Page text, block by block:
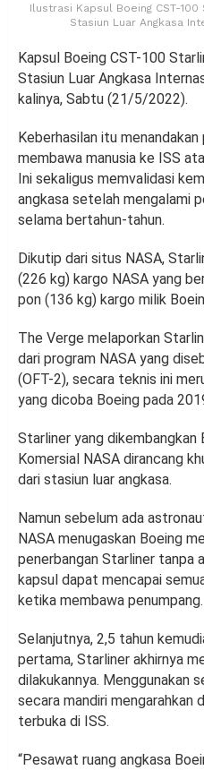
Ilustrasi Kapsul Boeing CST-
Stasiun Luar Angkasa
Kapsul Boeing CST-100
Stasiun Luar Angkasa
kalinya, Sabtu (21/5/2022).
Keberhasilan itu
membawa manusia ke ISS
Ini sekaligus memvalidasi
angkasa setelah mengalami
selama bertahun-tahun.
Dikutip dari situs NASA,
(226 kg) kargo NASA yang
pon (136 kg) kargo milik
The Verge melaporkan
dari program NASA yang
(OFT-2), secara teknis ini
yang dicoba Boeing pada
Starliner yang dikembangkan
Komersial NASA dirancang
dari stasiun luar angkasa.
Namun sebelum ada
NASA menugaskan Boeing
penerbangan Starliner tanpa
kapsul dapat mencapai
ketika membawa penumpang.
Selanjutnya, 2,5 tahun
pertama, Starliner akhirnya
dilakukannya. Menggunakan
secara mandiri mengarahkan
terbuka di ISS.
“Pesawat ruang angkasa